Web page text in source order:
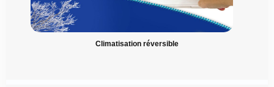
Climatisation réversible